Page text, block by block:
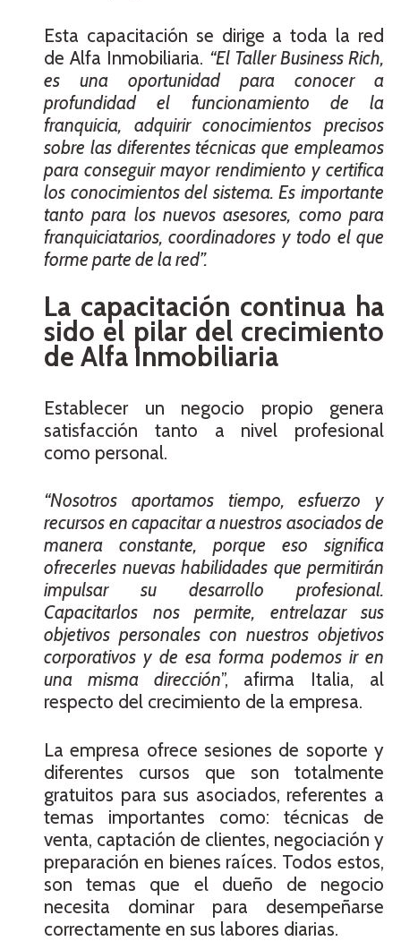
Esta capacitación se dirige a toda la red
de Alfa Inmobiliaria. “El Taller Business Rich,
es una oportunidad para conocer a
profundidad el funcionamiento de la
franquicia, adquirir conocimientos precisos
sobre las diferentes técnicas que empleamos
para conseguir mayor rendimiento y certifica
los conocimientos del sistema. Es importante
tanto para los nuevos asesores, como para
franquiciatarios, coordinadores y todo el que
forme parte de la red”.
La capacitación continua ha
sido el pilar del crecimiento
de Alfa Inmobiliaria
Establecer un negocio propio genera
satisfacción tanto a nivel profesional
como personal.
“Nosotros aportamos tiempo, esfuerzo y
recursos en capacitar a nuestros asociados de
manera constante, porque eso significa
ofrecerles nuevas habilidades que permitirán
impulsar su desarrollo profesional.
Capacitarlos nos permite, entrelazar sus
objetivos personales con nuestros objetivos
corporativos y de esa forma podemos ir en
una misma dirección”, afirma Italia, al
respecto del crecimiento de la empresa.
La empresa ofrece sesiones de soporte y
diferentes cursos que son totalmente
gratuitos para sus asociados, referentes a
temas importantes como: técnicas de
venta, captación de clientes, negociación y
preparación en bienes raíces. Todos estos,
son temas que el dueño de negocio
necesita dominar para desempeñarse
correctamente en sus labores diarias.